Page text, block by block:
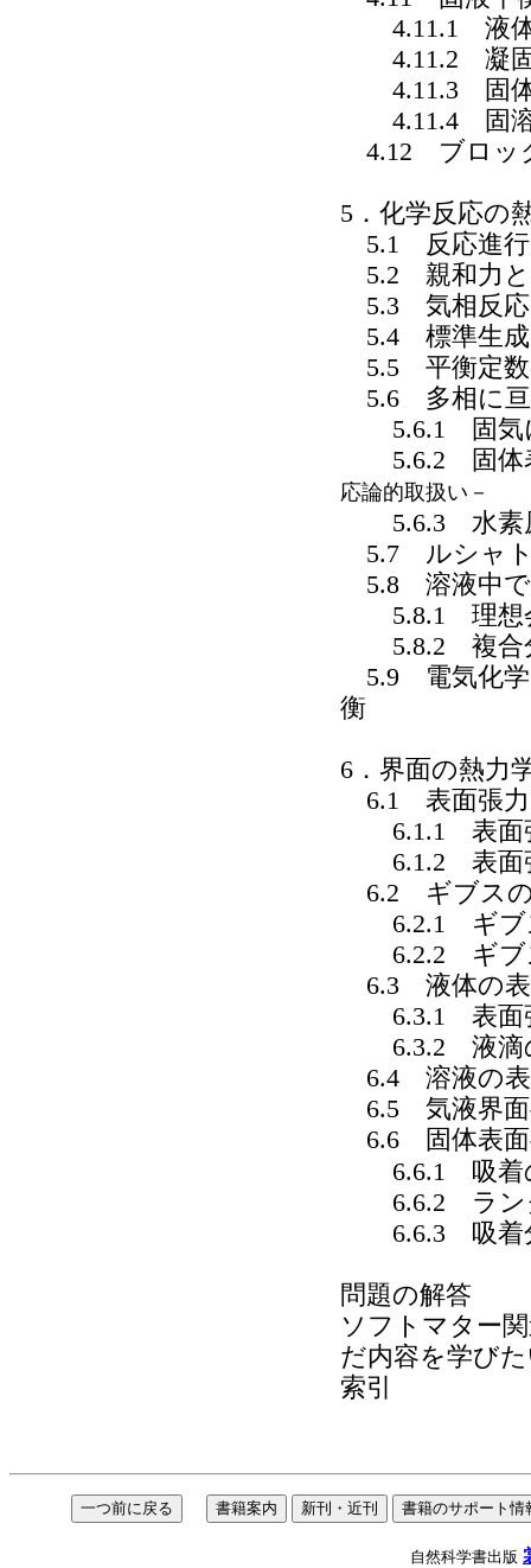
4.11.1 液体
4.11.2 凝固
4.11.3 固体
4.11.4 固
4.12 ブロッ
5．化学反応の
5.1 反応進行
5.2 親和力と
5.3 気相反応
5.4 標準生成
5.5 平衡定数
5.6 多相に亘
5.6.1 固気
5.6.2 固体表
応論的取扱い－
5.6.3 水素原
5.7 ルシャト
5.8 溶液中で
5.8.1 理想
5.8.2 複合分
5.9 電気化学
衡
6．界面の熱力
6.1 表面張力
6.1.1 表面
6.1.2 表面張
6.2 ギブスの
6.2.1 ギブ
6.2.2 ギブ
6.3 液体の表
6.3.1 表面張
6.3.2 液滴の
6.4 溶液の表
6.5 気液界面
6.6 固体表
6.6.1 吸着
6.6.2 ラン
6.6.3 吸着分
問題の解答
ソフトマター
だ内容を学び
索引
自然科学書出版